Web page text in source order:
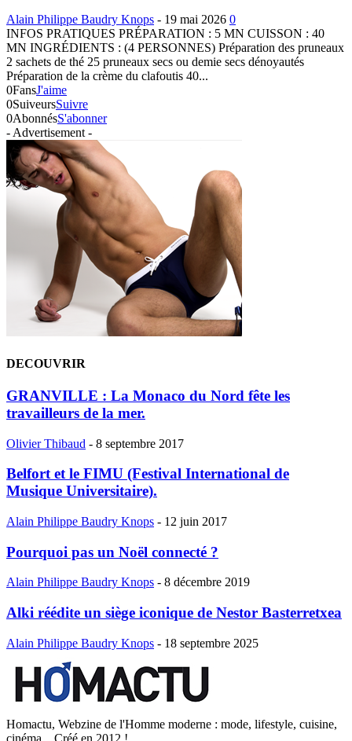
Alain Philippe Baudry Knops - 19 mai 2026 0
INFOS PRATIQUES PRÉPARATION : 5 MN CUISSON : 40
MN INGRÉDIENTS : (4 PERSONNES) Préparation des pruneaux
2 sachets de thé 25 pruneaux secs ou demie secs dénoyautés
Préparation de la crème du clafoutis 40...
0FansJ'aime
0SuiveursSuivre
0AbonnésS'abonner
- Advertisement -
DECOUVRIR
GRANVILLE : La Monaco du Nord fête les
travailleurs de la mer.
Olivier Thibaud - 8 septembre 2017
Belfort et le FIMU (Festival International de
Musique Universitaire).
Alain Philippe Baudry Knops - 12 juin 2017
Pourquoi pas un Noël connecté ?
Alain Philippe Baudry Knops - 8 décembre 2019
Alki réédite un siège iconique de Nestor Basterretxea
Alain Philippe Baudry Knops - 18 septembre 2025
Homactu, Webzine de l'Homme moderne : mode, lifestyle, cuisine,
cinéma... Créé en 2012 !